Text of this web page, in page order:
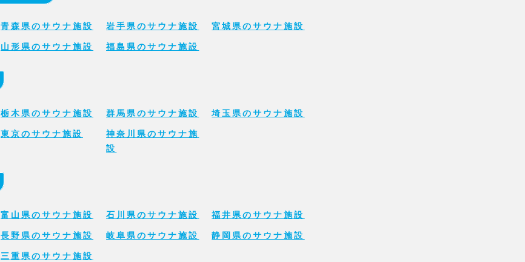
青森県のサウナ施設 岩手県のサウナ施設 宮城県のサウナ施設
山形県のサウナ施設 福島県のサウナ施設
栃木県のサウナ施設 群馬県のサウナ施設 埼玉県のサウナ施設
東京のサウナ施設
神奈川県のサウナ施
設
富山県のサウナ施設 石川県のサウナ施設 福井県のサウナ施設
長野県のサウナ施設 岐阜県のサウナ施設 静岡県のサウナ施設
三重県のサウナ施設